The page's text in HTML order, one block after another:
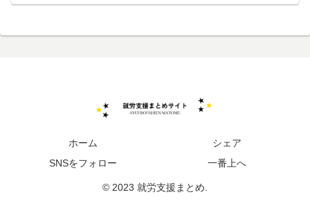
ホーム
シェア
SNSをフォロー
一番上へ
© 2023 就労支援まとめ.